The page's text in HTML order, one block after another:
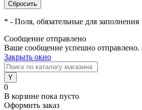
* - Поля, обязательные для заполнения
Сообщение отправлено
Ваше сообщение успешно
Закрыть окно
0
В корзине пока пусто
Оформить заказ